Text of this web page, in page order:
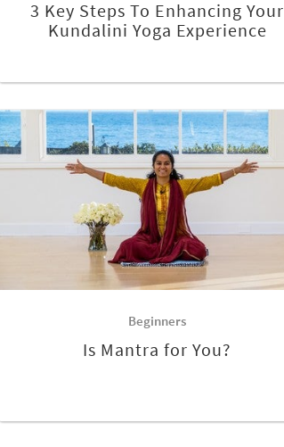
3 Key Steps To Enhancing Your
Kundalini Yoga Experience
Beginners
Is Mantra for You?